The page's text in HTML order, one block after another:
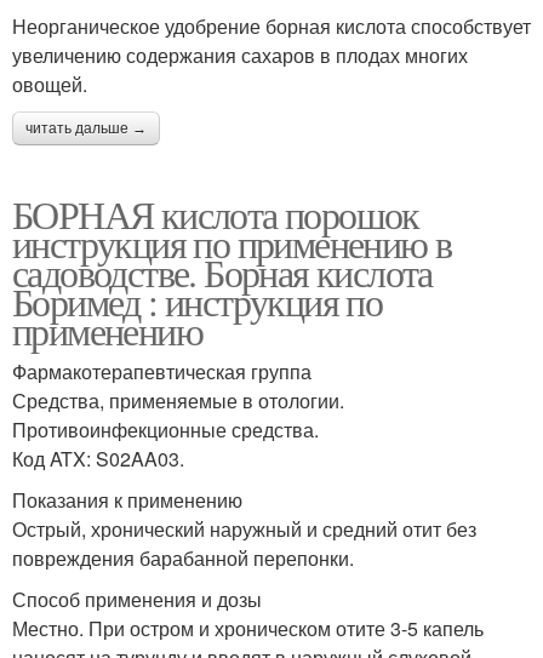
Неорганическое удобрение борная кислота способствует
увеличению содержания сахаров в плодах многих
овощей.
читать дальше →
БОРНАЯ кислота порошок
инструкция по применению в
садоводстве. Борная кислота
Боримед : инструкция по
применению
Фармакотерапевтическая группа
Средства, применяемые в отологии.
Противоинфекционные средства.
Код ATX: S02AA03.
Показания к применению
Острый, хронический наружный и средний отит без
повреждения барабанной перепонки.
Способ применения и дозы
Местно. При остром и хроническом отите 3-5 капель